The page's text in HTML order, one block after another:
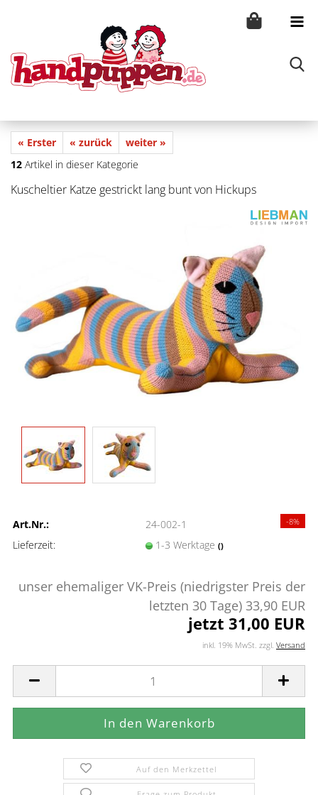
« Erster « zurück
weiter »
12 Artikel in dieser Kategorie
Kuscheltier Katze gestrickt lang bunt von Hickups
-8%
Art.Nr.:
24-002-1
Lieferzeit:
1-3 Werktage ()
unser ehemaliger VK-Preis (niedrigster Preis der
letzten 30 Tage) 33,90 EUR
jetzt 31,00 EUR
inkl. 19% MwSt. zzgl. Versand
Auf den Merkzettel